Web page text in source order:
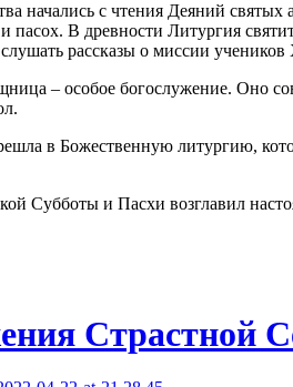
начались с чтения Деяний
пасох. В древности Литургия
рассказы о миссии
– особое богослужение. Оно
в Божественную литургию,
Субботы и Пасхи возглавил
Страстной